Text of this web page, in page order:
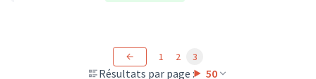
Résultats par page : 50
1 2 3